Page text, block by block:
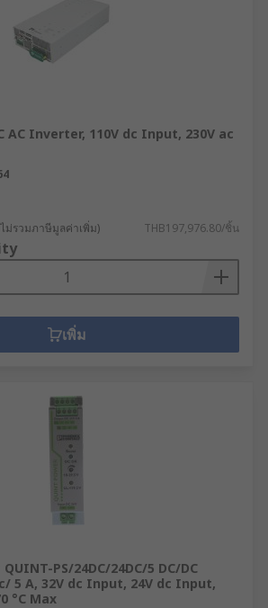
AC Inverter, 110V dc Input, 230V ac
ม่รวมภาษีมูลค่าเพิ่ม) THB197,976.80/ชิ้น
เพิ่ม
PS/24DC/24DC/5 DC/DC
5 A, 32V dc Input, 24V dc Input,
°C Max